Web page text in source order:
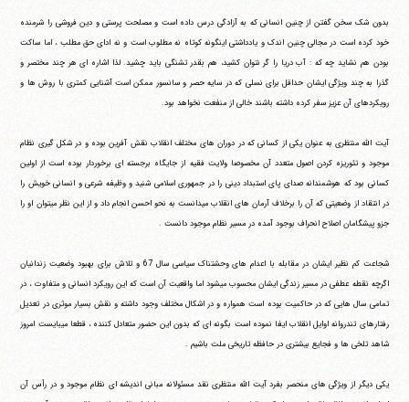
بدون شک سخن گفتن از چنین انسانی که به آزادگی درس داده است و مصلحت پرستی و دین فروشی را شرمنده
خود کرده است در مجالی چنین اندک و یادداشتی اینگونه کوتاه نه مطلوب است و نه ادای حق مطلب ، اما ساکت
بودن هم نشاید چه که : آب دریا را گر نتوان کشید، هم بقدر تشنگی باید چشید. لذا اشاره ای هر چند مختصر و
گذرا به چند ویژگی ایشان حداقل برای نسلی که در سایه حصر و سانسور ممکن است آشنایی کمتری با روش ها و
رویکردهای آن عزیز سفر کرده داشته باشند خالی از منفعت نخواهد بود.
آیت الله منتظری به عنوان یکی از کسانی که در دوران های مختلف انقلاب نقش آفرین بوده و در شکل گیری نظام
موجود و تئوریزه کردن اصول متعدد آن مخصوصا ولایت فقیه از جایگاه برجسته ای برخوردار بوده است از اولین
کسانی بود که هوشمندانه صدای پای استبداد دینی را در جمهوری اسلامی شنید و وظیفه شرعی و انسانی خویش را
در انتقاد از وضعیتی که آن را برخلاف آرمان های انقلاب می‎دانست به نحو احسن انجام داد و از این نظر می‎توان او را
جزو پیشگامان اصلاح انحراف بوجود آمده در مسیر نظام موجود دانست .
شجاعت کم نظیر ایشان در مقابله با اعدام های وحشتناک سیاسی سال 67 و تلاش برای بهبود وضعیت زندانیان
اگرچه نقطه عطفی در مسیر زندگی ایشان محسوب می‎شود اما واقعیت آن است که این رویکرد انسانی و متفاوت ، در
تمامی سال هایی که در حاکمیت بوده است همواره و در اشکال مختلف وجود داشته و نقش بسیار موثری در تعدیل
رفتارهای تندروانه اوایل انقلاب ایفا نموده است بگونه ای که بدون این حضور متعادل کننده ، قطعا می‎بایست امروز
شاهد تلخی ها و فجایع بیشتری در حافظه تاریخی ملت باشیم .
یکی دیگر از ویژگی های منحصر بفرد آیت الله منتظری نقد مسئولانه مبانی اندیشه ای نظام موجود و در رأس آن
آیت‌الله منتظری
وب سایت رسمی آیت‌الله منتظری
ایران
، میدان مصلّی، بلوار شهید محمّد منتظری، كوچه
شماره ٨
کد پستی: 3713744381
تلفن 37740011-25-98+ تا 14
فکس37740015-25-98+